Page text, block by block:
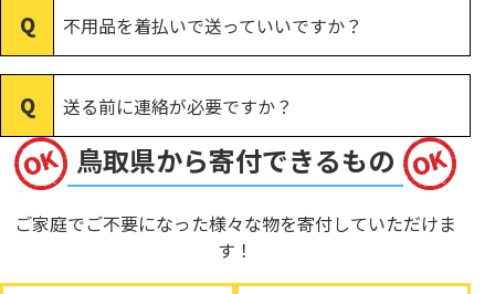
不用品を着払いで送っていいですか？
送る前に連絡が必要ですか？
鳥取県から寄付できるもの
ご家庭でご不要になった様々な物を寄付していただけま
す！